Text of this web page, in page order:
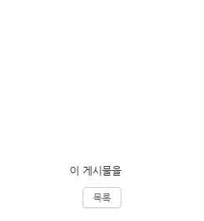
이 게시물을
목록